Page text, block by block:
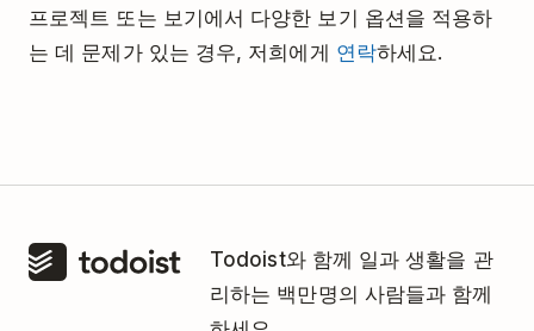
프로젝트 또는 보기에서 다양한 보기 옵션을 적용하
는 데 문제가 있는 경우, 저희에게 연락하세요.
Todoist와 함께 일과 생활을 관
리하는 백만명의 사람들과 함께